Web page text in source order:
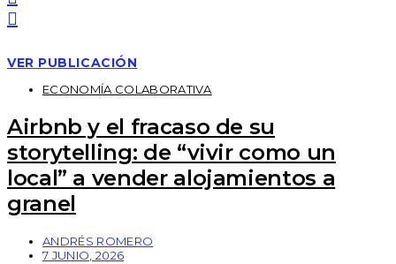
VER PUBLICACIÓN
ECONOMÍA COLABORATIVA
Airbnb y el fracaso de su
storytelling: de “vivir como un
local” a vender alojamientos a
granel
ANDRÉS ROMERO
7 JUNIO, 2026